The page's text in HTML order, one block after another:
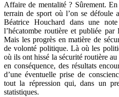
Affaire de mentalité ? Sûrement.
terrain de sport où l’on se défoule
Béatrice Houchard dans une
l’hécatombe routière et publiée
Mais les progrès en matière de
de volonté politique. Là où les
où ils ont hissé la sécurité routière
en conséquence, des résultats
d’une éventuelle prise de
tout la répression qui, dans un
statistiques.